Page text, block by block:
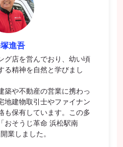
進吾
グ店を営んでおり、幼い頃
る精神を自然と学びまし
築や不動産の営業に携わっ
地建物取引士やファイナン
も保有しています。この多
おそうじ革命 浜松駅南
業しました。